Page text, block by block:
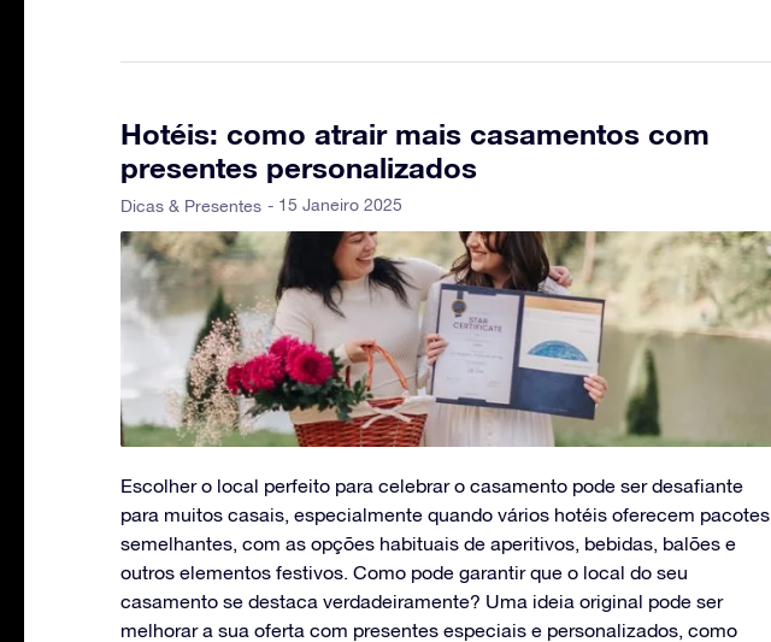
Hotéis: como atrair mais casamentos com
presentes personalizados
Dicas & Presentes - 15 Janeiro 2025
Escolher o local perfeito para celebrar o casamento pode ser desafiante
para muitos casais, especialmente quando vários hotéis oferecem pacotes
semelhantes, com as opções habituais de aperitivos, bebidas, balões e
outros elementos festivos. Como pode garantir que o local do seu
casamento se destaca verdadeiramente? Uma ideia original pode ser
melhorar a sua oferta com presentes especiais e personalizados, como